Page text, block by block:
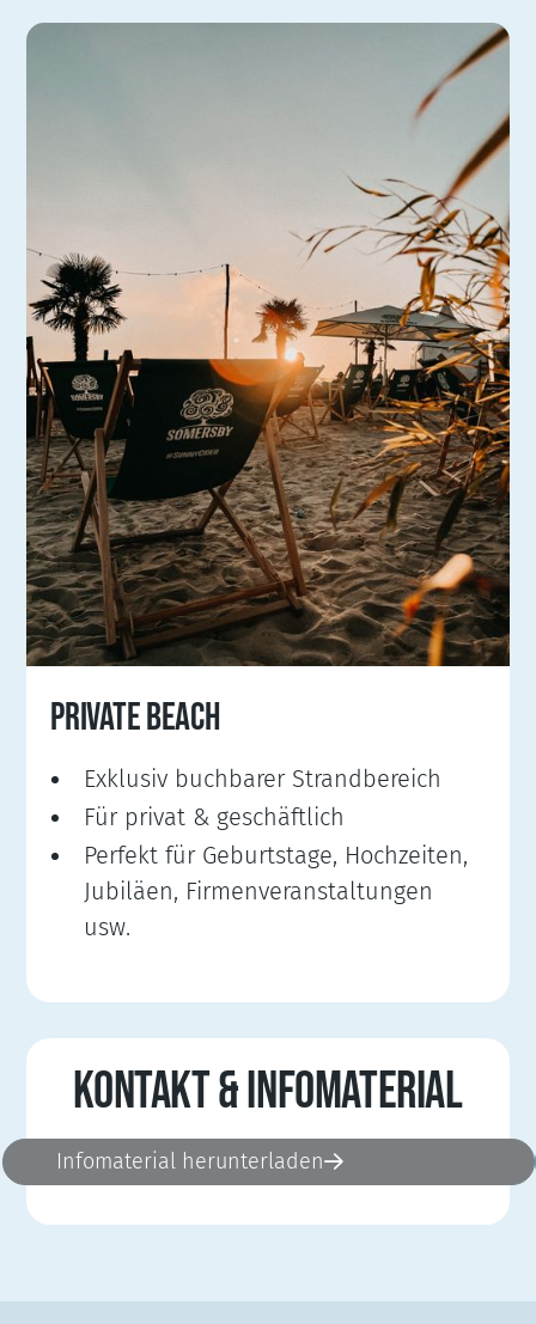
PRIVATE BEACH
Exklusiv buchbarer Strandbereich
Für privat & geschäftlich
Perfekt für Geburtstage, Hochzeiten,
Jubiläen, Firmenveranstaltungen
usw.
KONTAKT & INFOMATERIAL
Infomaterial herunterladen